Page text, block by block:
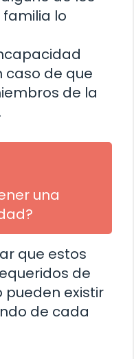
lo
caso de que
de la
una
que estos
de
existir
de cada